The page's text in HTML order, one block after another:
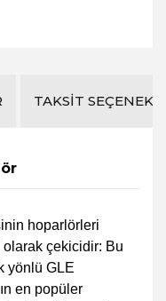
TAKSIT
hoparlörleri
çekicidir: Bu
yönlü GLE
en popüler